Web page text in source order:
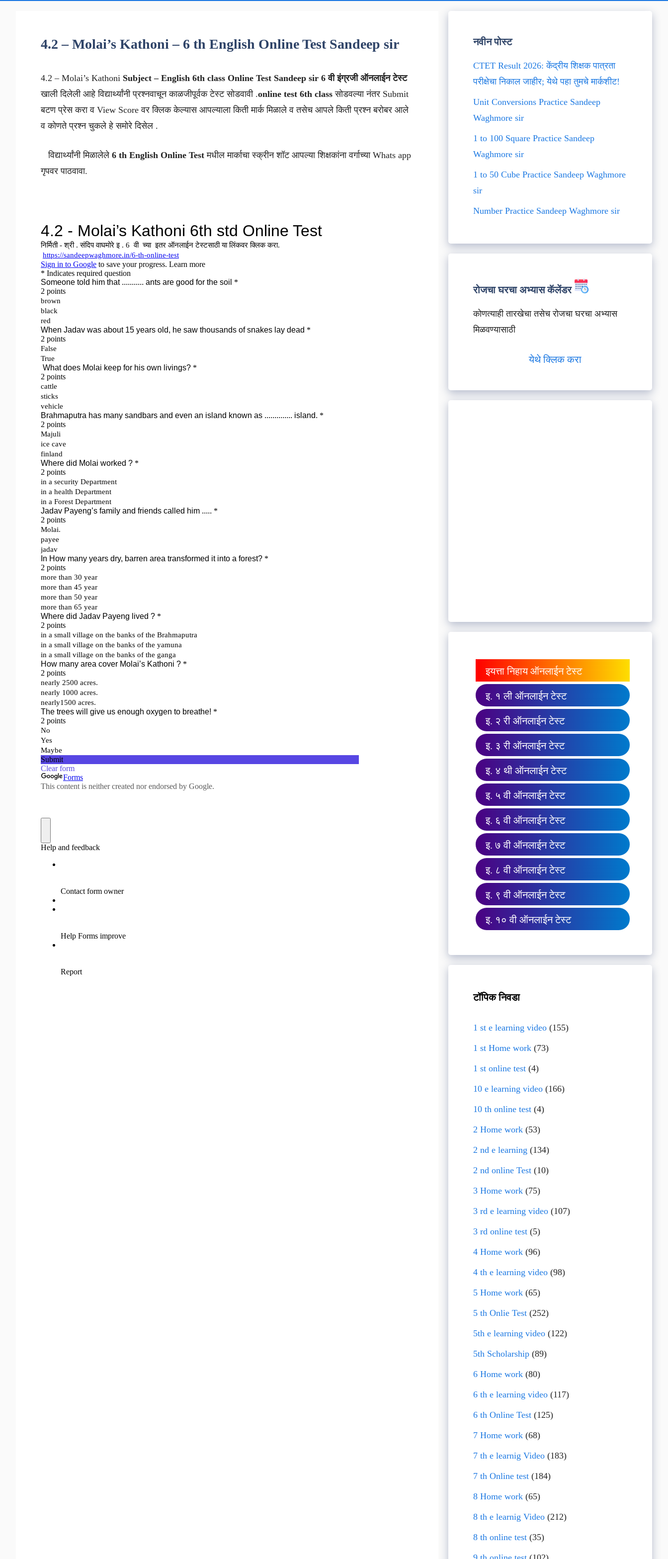
4.2 – Molai’s Kathoni – 6 th English Online Test Sandeep sir
4.2 – Molai’s Kathoni Subject – English 6th class Online Test Sandeep sir 6 वी इंग्रजी ऑनलाईन टेस्ट
खाली दिलेली आहे विद्यार्थ्यांनी प्रश्नवाचून काळजीपूर्वक टेस्ट सोडवावी .online test 6th class सोडवल्या नंतर Submit
बटण प्रेस करा व View Score वर क्लिक केल्यास आपल्याला किती मार्क मिळाले व तसेच आपले किती प्रश्न बरोबर आले
व कोणते प्रश्न चुकले हे समोरे दिसेल .
विद्यार्थ्यांनी मिळालेले 6 th English Online Test मधील मार्काचा स्क्रीन शॉट आपल्या शिक्षकांना वर्गाच्या Whats app
गृपवर पाठवावा.
नवीन पोस्ट
CTET Result 2026: केंद्रीय शिक्षक पात्रता
परीक्षेचा निकाल जाहीर; येथे पहा तुमचे मार्कशीट!
Unit Conversions Practice Sandeep
Waghmore sir
1 to 100 Square Practice Sandeep
Waghmore sir
1 to 50 Cube Practice Sandeep Waghmore
sir
Number Practice Sandeep Waghmore sir
रोजचा घरचा अभ्यास कॅलेंडर
कोणत्याही तारखेचा तसेच रोजचा घरचा अभ्यास
मिळवण्यासाठी
येथे क्लिक करा
इयत्ता निहाय ऑनलाईन टेस्ट
इ. १ ली ऑनलाईन टेस्ट
इ. २ री ऑनलाईन टेस्ट
इ. ३ री ऑनलाईन टेस्ट
इ. ४ थी ऑनलाईन टेस्ट
इ. ५ वी ऑनलाईन टेस्ट
इ. ६ वी ऑनलाईन टेस्ट
इ. ७ वी ऑनलाईन टेस्ट
इ. ८ वी ऑनलाईन टेस्ट
इ. ९ वी ऑनलाईन टेस्ट
इ. १० वी ऑनलाईन टेस्ट
टॉपिक निवडा
1 st e learning video(155)
1 st Home work(73)
1 st online test(4)
10 e learning video(166)
10 th online test(4)
2 Home work(53)
2 nd e learning (134)
2 nd online Test(10)
3 Home work(75)
3 rd e learning video(107)
3 rd online test(5)
4 Home work(96)
4 th e learning video(98)
5 Home work(65)
5 th Onlie Test(252)
5th e learning video(122)
5th Scholarship(89)
6 Home work(80)
6 th e learning video(117)
6 th Online Test(125)
7 Home work(68)
7 th e learnig Video(183)
7 th Online test(184)
8 Home work(65)
8 th e learnig Video(212)
8 th online test(35)